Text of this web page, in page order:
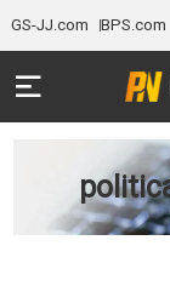
GS-JJ.com BPS.com